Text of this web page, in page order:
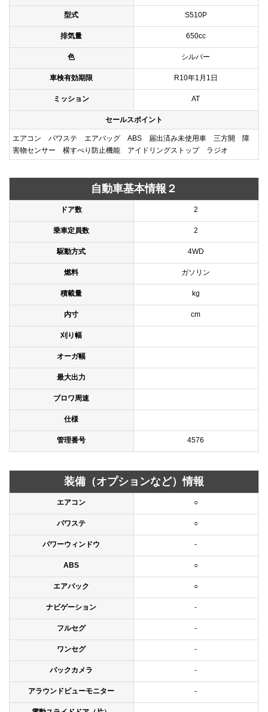
型式 S510P
排気量 650cc
色 シルバー
車検有効期限 R10年1月1日
ミッション AT
セールスポイント
エアコン パワステ エアバッグ ABS 届出済み未使用車 三方開 障
害物センサー 横すべり防止機能 アイドリングストップ ラジオ
自動車基本情報２
ドア数 2
乗車定員数 2
駆動方式 4WD
燃料 ガソリン
積載量 kg
内寸 cm
刈り幅
オーガ幅
最大出力
ブロワ周速
仕様
管理番号 4576
装備（オプションなど）情報
エアコン ○
パワステ ○
パワーウィンドウ -
ABS ○
エアバック ○
ナビゲーション -
フルセグ -
ワンセグ -
バックカメラ -
アラウンドビューモニター -